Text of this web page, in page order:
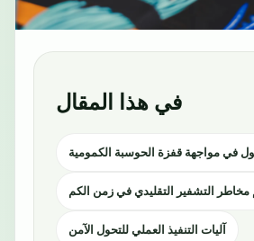
في هذا المقال
في مواجهة قفزة الحوسبة الكمومية
مخاطر التشفير التقليدي في زمن الكم
آليات التنفيذ العملي للتحول الآمن